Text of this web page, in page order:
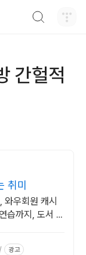
간헐적
취미
우회원 캐시
습까지, 도서 와
광고